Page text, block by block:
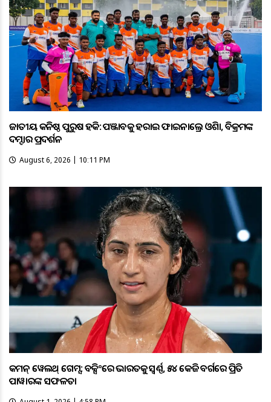
ଜାତୀୟ କନିଷ୍ଠ ପୁରୁଷ ହକି: ପଞ୍ଜାବକୁ ହରାଇ ଫାଇନାଲ୍ରେ ଓଡ଼ିଶା, ବିକ୍ରମଙ୍କ
ଦମ୍ଦାର ପ୍ରଦର୍ଶନ
August 6, 2026 | 10:11 PM
କମନ୍ ୱେଲଥ୍ ଗେମ୍ସ: ବକ୍ସିଂରେ ଭାରତକୁ ସ୍ବର୍ଣ୍ଣ, ୫୪ କେଜି ବର୍ଗରେ ପ୍ରିତି
ପାୱାରଙ୍କ ସଫଳତା